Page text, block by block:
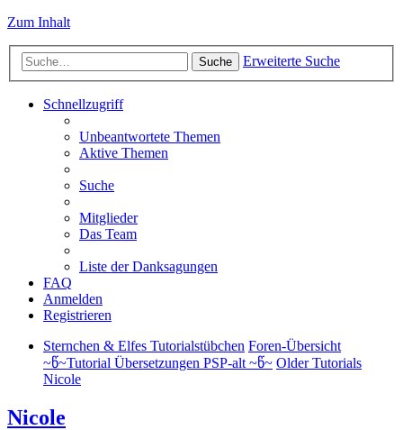
Zum Inhalt
Suche Erweiterte Suche
Schnellzugriff
Unbeantwortete Themen
Aktive Themen
Suche
Mitglieder
Das Team
Liste der Danksagungen
FAQ
Anmelden
Registrieren
Sternchen & Elfes Tutorialstübchen Foren-Übersicht
~წ~Tutorial Übersetzungen PSP-alt ~წ~ Older Tutorials
Nicole
Nicole